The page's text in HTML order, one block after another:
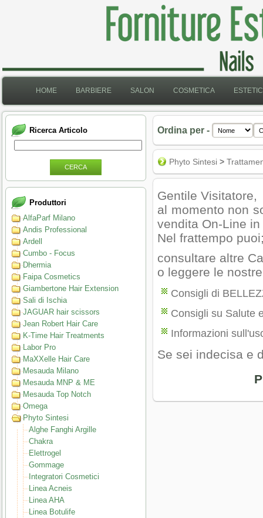
HOME BARBIERE SALON COSMETICA
Ricerca Articolo
CERCA
Produttori
AlfaParf Milano
Andis Professional
Ardell
Cumbo - Focus
Dhermia
Faipa Cosmetics
Giambertone Hair Extension
Sali di Ischia
JAGUAR hair scissors
Jean Robert Hair Care
K-Time Hair Treatments
Labor Pro
MaXXelle Hair Care
Mesauda Milano
Mesauda MNP & ME
Mesauda Top Notch
Omega
Phyto Sintesi
Alghe Fanghi Argille
Chakra
Elettrogel
Gommage
Integratori Cosmetici
Linea Acneis
Linea AHA
Linea Botulife
Ordina per -
Phyto Sintesi >
Gentile Visitatore,
al momento non
vendita On-Line
Nel frattempo
consultare altre
o leggere le
Consigli di
Consigli su Salute
Informazioni
Se sei indecisa e